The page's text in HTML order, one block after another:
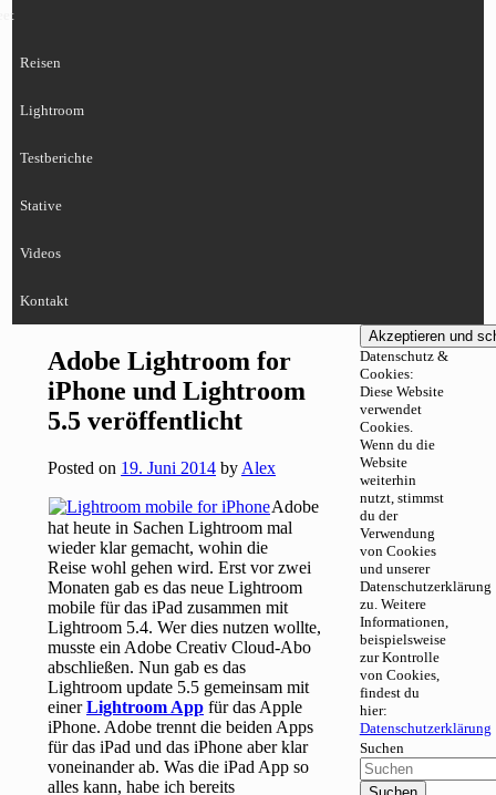
Reisen
Lightroom
Testberichte
Stative
Videos
Kontakt
Adobe Lightroom for
iPhone und Lightroom
5.5 veröffentlicht
Posted on 19. Juni 2014 by Alex
Adobe
hat heute in Sachen Lightroom mal
wieder klar gemacht, wohin die
Reise wohl gehen wird. Erst vor zwei
Monaten gab es das neue Lightroom
mobile für das iPad zusammen mit
Lightroom 5.4. Wer dies nutzen wollte,
musste ein Adobe Creativ Cloud-Abo
abschließen. Nun gab es das
Lightroom update 5.5 gemeinsam mit
einerLightroom App für das Apple
iPhone. Adobe trennt die beiden Apps
für das iPad und das iPhone aber klar
voneinander ab. Was die iPad App so
alles kann, habe ich bereits
Datenschutz &
Cookies:
Diese Website
verwendet
Cookies.
Wenn du die
Website
weiterhin
nutzt, stimmst
du der
Verwendung
von Cookies
und unserer
Datenschutzerklärung
zu. Weitere
Informationen,
beispielsweise
zur Kontrolle
von Cookies,
findest du
hier:
Datenschutzerklärung
Suchen